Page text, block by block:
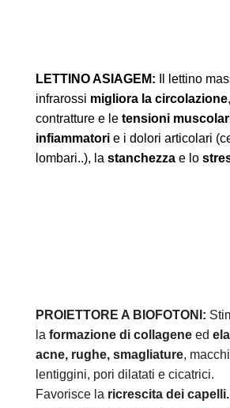
LETTINO ASIAGEM:
Il lettino
infrarossi migliora la circolazione
contratture e le tensioni
infiammatori e i dolori articolari
lombari..), la stanchezzae lo
PROIETTORE A BIOFOTONI:
la formazione di collagene ed
acne, rughe, smagliature,
lentiggini, pori dilatati e cicatrici.
Favorisce la ricrescita dei capelli.